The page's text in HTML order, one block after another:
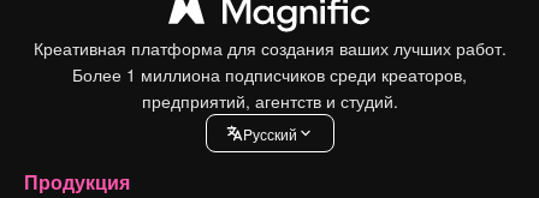
Креативная платформа для создания ваших лучших работ.
Более 1 миллиона подписчиков среди креаторов,
предприятий, агентств и студий.
Pусский
Продукция